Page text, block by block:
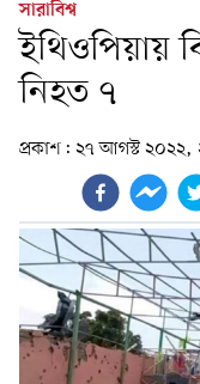
সারাবিশ্ব
ইথিওপিয়ায়
নিহত ৭
প্রকাশ: ২৭ আগস্ট